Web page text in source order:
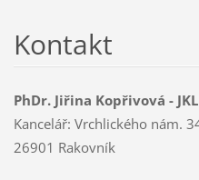
Kontakt
PhDr. Jiřina Kopřivová -
Kancelář: Vrchlického nám.
26901 Rakovník